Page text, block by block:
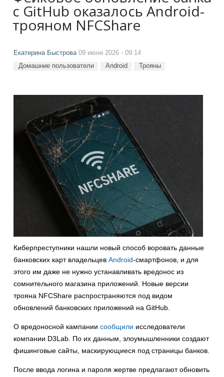
с GitHub оказалось Android-
трояном NFCShare
Екатерина Быстрова09 июня 2026 - 09:14
Домашние пользователи Android Трояны
Киберпреступники нашли новый способ воровать данные
банковских карт владельцев Android-смартфонов, и для
этого им даже не нужно устанавливать вредонос из
сомнительного магазина приложений. Новые версии
трояна NFCShare распространяются под видом
обновлений банковских приложений на GitHub.
О вредоносной кампании сообщили исследователи
компании D3Lab. По их данным, злоумышленники создают
фишинговые сайты, маскирующиеся под страницы банков.
После ввода логина и пароля жертве предлагают обновить